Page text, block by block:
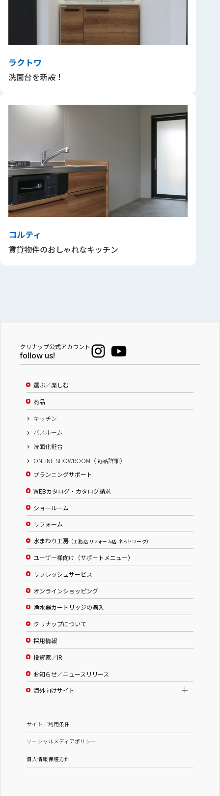
ラクトワ
洗面台を新設！
コルティ
賃貸物件のおしゃれなキッチン
クリナップ公式アカウント
follow us!
選ぶ／楽しむ
商品
キッチン
バスルーム
洗面化粧台
ONLINE SHOWROOM（商品詳細）
プランニングサポート
WEBカタログ・カタログ請求
ショールーム
リフォーム
水まわり工房 （工務店 リフォーム店 ネットワーク）
ユーザー様向け（サポートメニュー）
リフレッシュサービス
オンラインショッピング
浄水器カートリッジの購入
クリナップについて
採用情報
投資家／IR
お知らせ／ニュースリリース
海外向けサイト
サイトご利用条件
ソーシャルメディアポリシー
個人情報保護方針